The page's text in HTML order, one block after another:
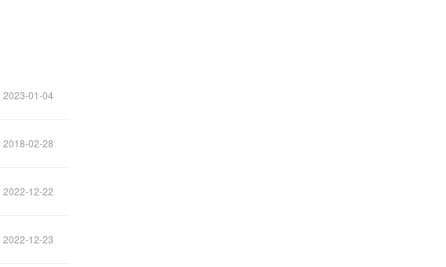
2023-01-04
2018-02-28
2022-12-22
2022-12-23